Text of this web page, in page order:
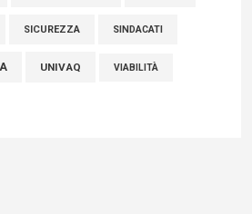
SICUREZZA SINDACATI
UNIVAQ VIABILITÀ